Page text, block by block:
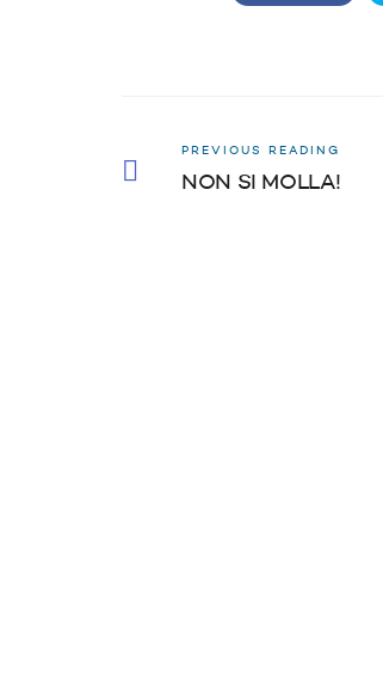
PREVIOUS READING
NON SI MOLLA!